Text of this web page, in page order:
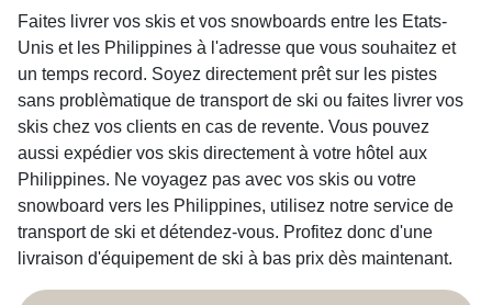
Faites livrer vos skis et vos snowboards entre les Etats-
Unis et les Philippines à l'adresse que vous souhaitez et
un temps record. Soyez directement prêt sur les pistes
sans problèmatique de transport de ski ou faites livrer vos
skis chez vos clients en cas de revente. Vous pouvez
aussi expédier vos skis directement à votre hôtel aux
Philippines. Ne voyagez pas avec vos skis ou votre
snowboard vers les Philippines, utilisez notre service de
transport de ski et détendez-vous. Profitez donc d'une
livraison d'équipement de ski à bas prix dès maintenant.